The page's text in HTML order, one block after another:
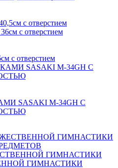
с отверстием
с отверстием
SASAKI M-34GH С
ГИМНАСТИКИ
ГИМНАСТИКИ
ГИМНАСТИКИ